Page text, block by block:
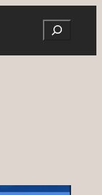
Search